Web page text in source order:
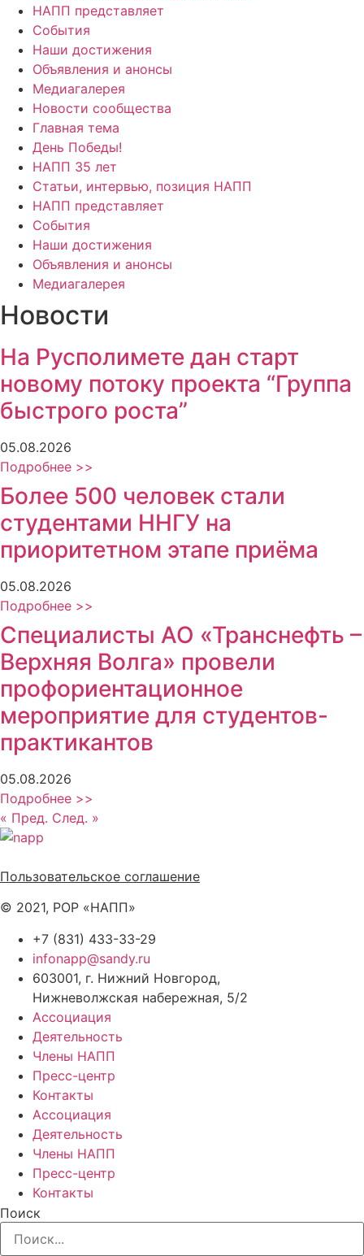
НАПП представляет
События
Наши достижения
Объявления и анонсы
Медиагалерея
Новости сообщества
Главная тема
День Победы!
НАПП 35 лет
Статьи, интервью, позиция НАПП
НАПП представляет
События
Наши достижения
Объявления и анонсы
Медиагалерея
Новости
На Русполимете дан старт
новому потоку проекта “Группа
быстрого роста”
05.08.2026
Подробнее >>
Более 500 человек стали
студентами ННГУ на
приоритетном этапе приёма
05.08.2026
Подробнее >>
Специалисты АО «Транснефть –
Верхняя Волга» провели
профориентационное
мероприятие для студентов-
практикантов
05.08.2026
Подробнее >>
« Пред. След. »
Пользовательское соглашение
© 2021, РОР «НАПП»
+7 (831) 433-33-29
infonapp@sandy.ru
603001, г. Нижний Новгород,
Нижневолжская набережная, 5/2
Ассоциация
Деятельность
Члены НАПП
Пресс-центр
Контакты
Ассоциация
Деятельность
Члены НАПП
Пресс-центр
Контакты
Поиск